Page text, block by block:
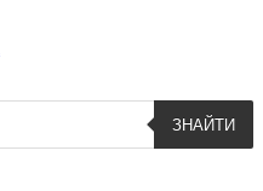
ЗНАЙТИ